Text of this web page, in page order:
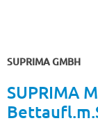
SUPRIMA GMBH
SUPRIMA